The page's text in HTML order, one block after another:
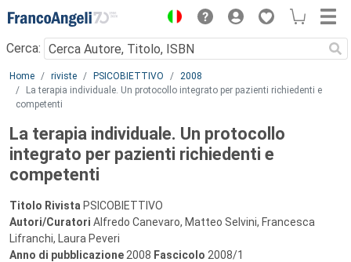
Menu
Cerca:
Main content
Home riviste PSICOBIETTIVO
2008
La terapia individuale. Un protocollo integrato per pazienti richiedenti e
competenti
La terapia individuale. Un protocollo
integrato per pazienti richiedenti e
competenti
Titolo Rivista PSICOBIETTIVO
Autori/Curatori Alfredo Canevaro, Matteo Selvini, Francesca
Lifranchi, Laura Peveri
Anno di pubblicazione 2008 Fascicolo 2008/1